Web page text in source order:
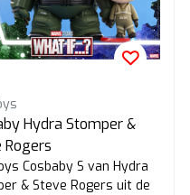
Hydra Stomper &
Rogers
Cosbaby S van Hydra
& Steve Rogers uit de